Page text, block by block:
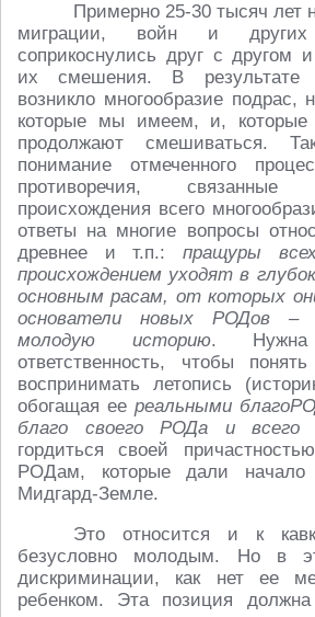
Примерно 25-30 тысяч лет
миграции, войн и
соприкоснулись друг с другом
их смешения. В результате
возникло многообразие подрас,
которые мы имеем, и,
продолжают смешиваться.
понимание отмеченного
противоречия,
происхождения всего
ответы на многие вопросы
древнее и т.п.: пращуры
происхождением уходят в
основным расам, от которых
основатели новых РОДов –
молодую историю. Нужна
ответственность, чтобы
воспринимать летопись
обогащая ее реальными
благо своего РОДа и всего
гордиться своей
РОДам, которые дали начало
Мидгард-Земле.
Это относится и к
безусловно молодым. Но в
дискриминации, как нет ее
ребенком. Эта позиция должна